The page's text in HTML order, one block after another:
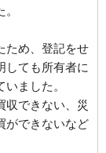
ため、登記をせ
しても所有者に
ました。
収できない、災
ができないなど